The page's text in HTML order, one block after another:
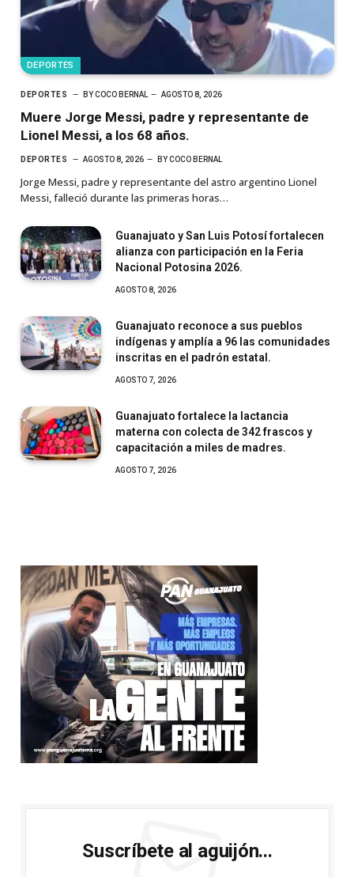
DEPORTES
DEPORTES BYCOCO BERNAL AGOSTO 8, 2026
Muere Jorge Messi, padre y representante de
Lionel Messi, a los 68 años.
DEPORTES AGOSTO 8, 2026 BYCOCO BERNAL
Jorge Messi, padre y representante del astro argentino Lionel
Messi, falleció durante las primeras horas…
Guanajuato y San Luis Potosí fortalecen
alianza con participación en la Feria
Nacional Potosina 2026.
AGOSTO 8, 2026
Guanajuato reconoce a sus pueblos
indígenas y amplía a 96 las comunidades
inscritas en el padrón estatal.
AGOSTO 7, 2026
Guanajuato fortalece la lactancia
materna con colecta de 342 frascos y
capacitación a miles de madres.
AGOSTO 7, 2026
Suscríbete al aguijón...